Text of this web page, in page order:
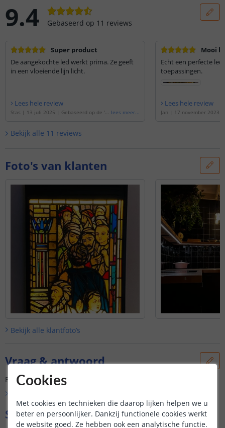
9.4 Gebaseerd op 11 reviews
Super product
De aangekochte led werkt prima. Ze geeft
in een vloeiende lijn licht.
Lees hele review
Stas | 13 juli 2025 | Gebaseerd op de 3
lees meer...
Mooi
Echt een perfecte
toepassingen.
Lees hele review
Jan | 17 november 2023
Bekijk alle 11 reviews
Foto's van klanten
Bekijk alle klantfoto’s
Vraag & antwoord
Er is nog geen vraag gesteld over dit product.
Specificaties
Cookies
Met cookies en technieken die daarop lijken helpen we u
beter en persoonlijker. Dankzij functionele cookies werkt
de website goed. Ze hebben ook een analytische functie.